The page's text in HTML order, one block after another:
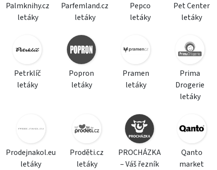
Palmknihy.cz
letáky
Parfemland.cz
letáky
Pepco
letáky
Pet Center
letáky
Petrklíč
letáky
Popron
letáky
Pramen
letáky
Prima
Drogerie
letáky
Prodejnakol.eu
letáky
Proděti.cz
letáky
PROCHÁZKA
– Váš řezník
Qanto
market